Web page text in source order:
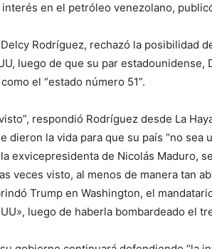
en el petróleo venezolano,
Rodríguez, rechazó la posibilidad
luego de que su par estadounidense,
el “estado número 51”.
respondió Rodríguez desde La
dieron la vida para que su país “no sea
exvicepresidenta de Nicolás Maduro,
veces visto, al menos de manera tan
Trump en Washington, el
luego de haberla bombardeado el